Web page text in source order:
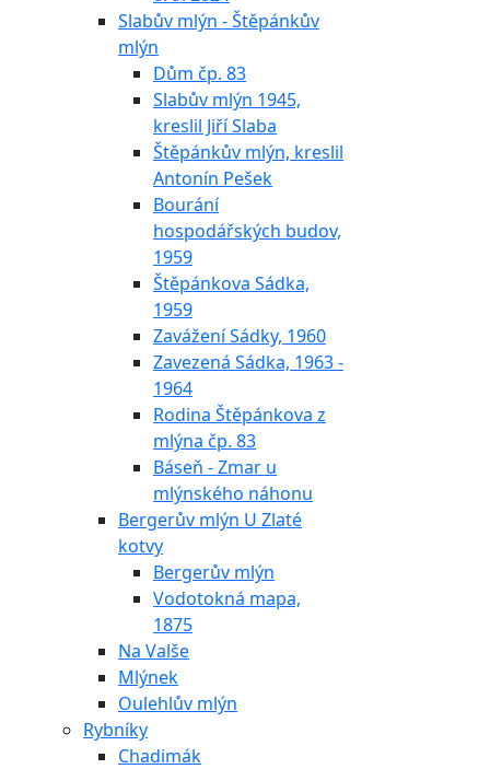
Slabův mlýn - Štěpánkův
mlýn
Dům čp. 83
Slabův mlýn 1945,
kreslil Jiří Slaba
Štěpánkův mlýn, kreslil
Antonín Pešek
Bourání
hospodářských budov,
1959
Štěpánkova Sádka,
1959
Zavážení Sádky, 1960
Zavezená Sádka, 1963 -
1964
Rodina Štěpánkova z
mlýna čp. 83
Báseň - Zmar u
mlýnského náhonu
Bergerův mlýn U Zlaté
kotvy
Bergerův mlýn
Vodotokná mapa,
1875
Na Valše
Mlýnek
Oulehlův mlýn
Rybníky
Chadimák